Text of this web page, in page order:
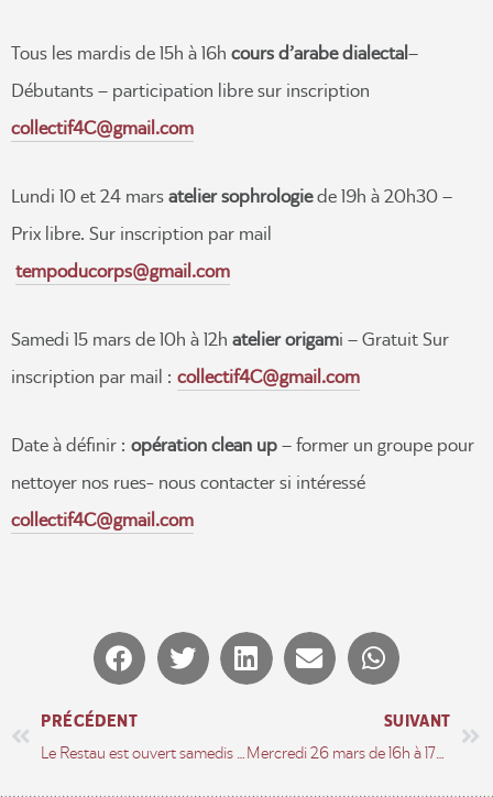
Tous les mardis de 15h à 16h cours d’arabe dialectal–
Débutants – participation libre sur inscription
collectif4C@gmail.com
Lundi 10 et 24 marsatelier sophrologiede 19h à 20h30 –
Prix libre. Sur inscription par mail
tempoducorps@gmail.com
Samedi 15 mars de 10h à 12h atelier origami – Gratuit Sur
inscription par mail : collectif4C@gmail.com
Date à définir : opération clean up– former un groupe pour
nettoyer nos rues- nous contacter si intéressé
collectif4C@gmail.com
PRÉCÉDENT
Le Restau est ouvert samedis 1 et 15 mars
SUIVANT
Mercredi 26 mars de 16h à 17h30 – Atelier nutrition – Un goûter équilibré, cookies maison.